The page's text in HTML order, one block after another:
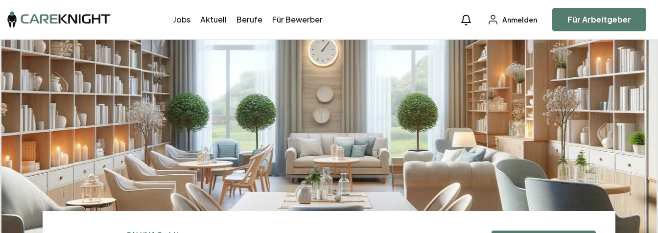
Jobs Aktuell Berufe Für Bewerber Anmelden Für Arbeitgeber